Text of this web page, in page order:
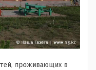
проживающих в